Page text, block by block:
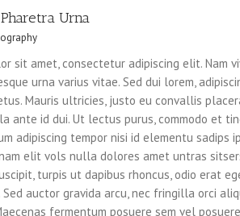
Urna
sit amet, consectetur adipiscing elit. Nam
urna varius vitae. Sed dui lorem,
Mauris ultricies, justo eu convallis
ante id dui. Ut lectus purus, commodo et
adipiscing tempor nisi id elementu sadips
elit vols nulla dolores amet untras
turpis ut dapibus rhoncus, odio erat
Sed auctor gravida arcu, nec fringilla orci
fermentum posuere sem vel